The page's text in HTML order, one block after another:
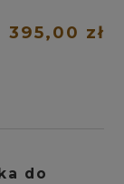
395,00 zł
do